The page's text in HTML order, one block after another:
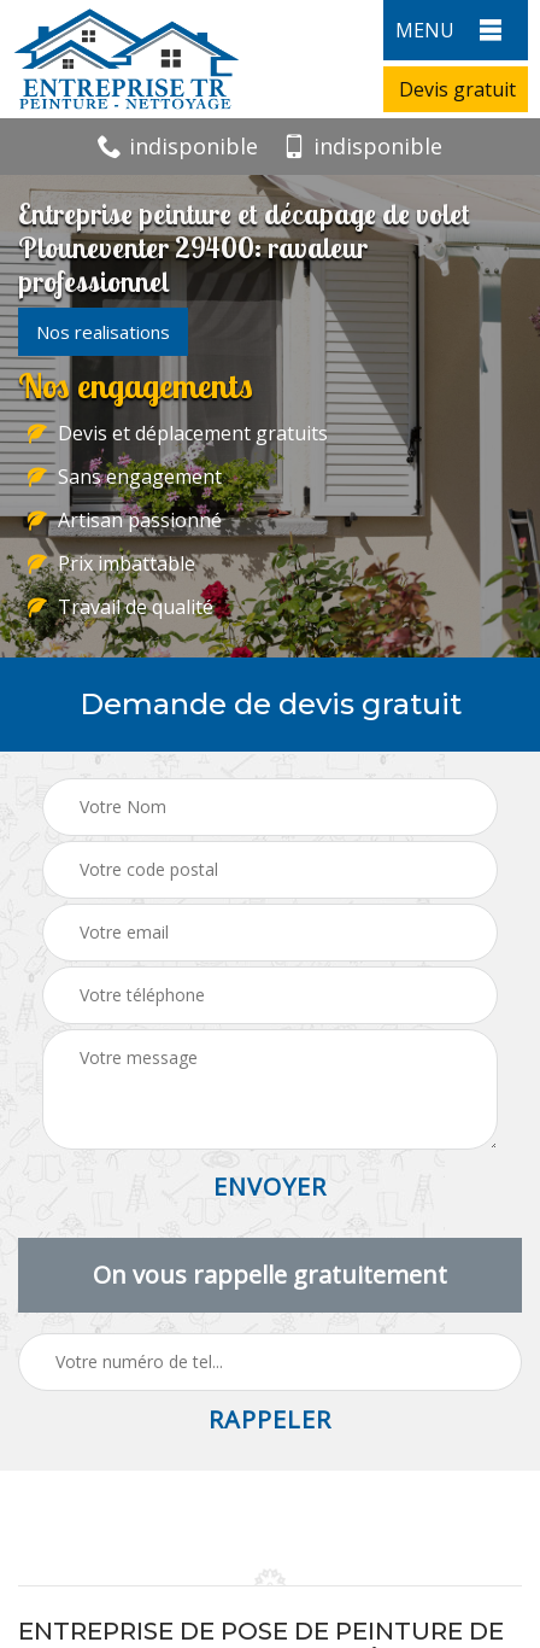
MENU
Devis gratuit
indisponible indisponible
Entreprise peinture et décapage de volet
Plouneventer 29400: ravaleur
professionnel
Nos realisations
Nos engagements
Devis et déplacement gratuits
Sans engagement
Artisan passionné
Prix imbattable
Travail de qualité
Demande de devis gratuit
On vous rappelle gratuitement
ENTREPRISE DE POSE DE PEINTURE DE